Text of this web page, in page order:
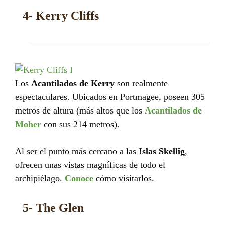
4- Kerry Cliffs
Los Acantilados de Kerry son realmente
espectaculares. Ubicados en Portmagee, poseen 305
metros de altura (más altos que los Acantilados de
Moher con sus 214 metros).
Al ser el punto más cercano a las Islas Skellig,
ofrecen unas vistas magníficas de todo el
archipiélago. Conoce cómo visitarlos.
5- The Glen